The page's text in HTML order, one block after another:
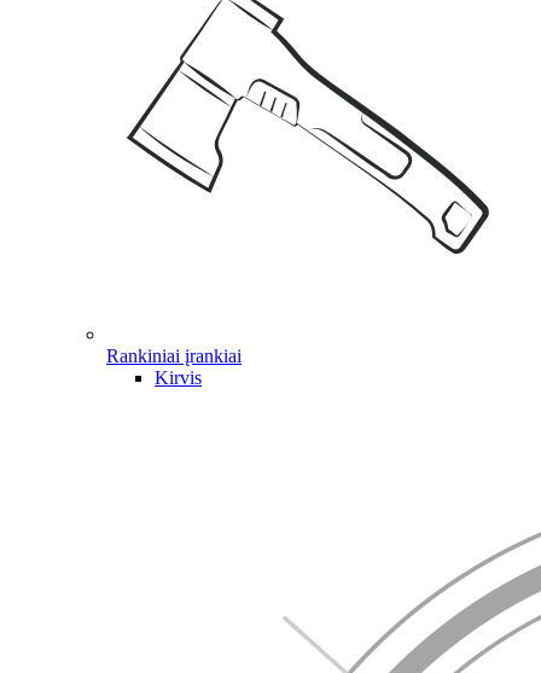
Rankiniai įrankiai
Kirvis